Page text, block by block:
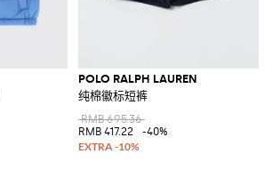
POLO RALPH LAUREN
纯棉徽标短裤
RMB 695.36
RMB 417.22
-40%